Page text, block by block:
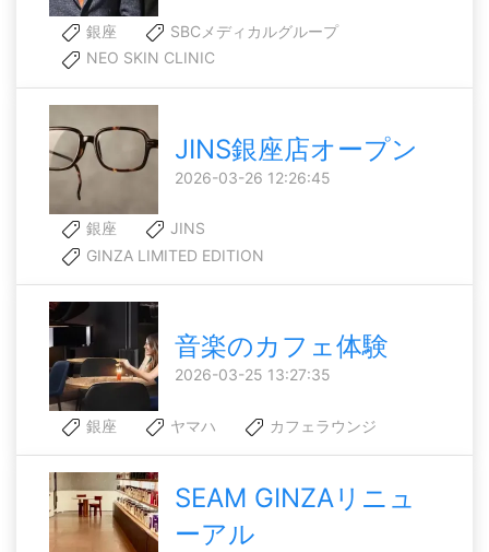
銀座
SBCメディカルグループ
NEO SKIN CLINIC
JINS銀座店オープン
2026-03-26 12:26:45
銀座
JINS
GINZA LIMITED EDITION
音楽のカフェ体験
2026-03-25 13:27:35
銀座 ヤマハ カフェラウンジ
SEAM GINZAリニュ
ーアル